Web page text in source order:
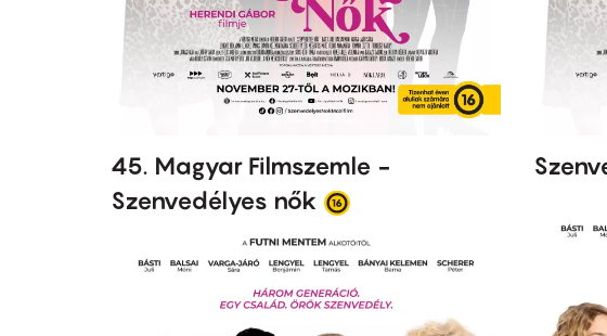
45. Magyar Filmszemle -
Szenvedélyes nők